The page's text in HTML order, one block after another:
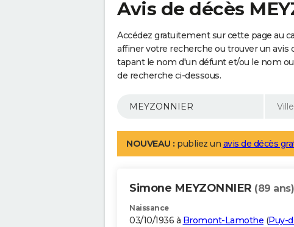
Avis de décès
Accédez gratuitement sur cette page au
affiner votre recherche ou trouver un avis
tapant le nom d'un défunt et/ou le nom
de recherche ci-dessous.
NOUVEAU : publiez un avis de décès
Simone MEYZONNIER (89 ans)
Naissance
03/10/1936 à Bromont-Lamothe (Puy-